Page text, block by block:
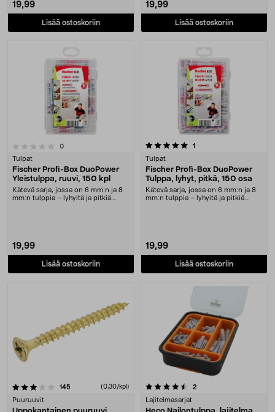
19,99
Lisää ostoskoriin
19,99
Lisää ostoskoriin
0arvostelut
Tulpat
Fischer Profi-Box DuoPower
Yleistulppa, ruuvi, 150 kpl
Kätevä sarja, jossa on 6 mm:n ja 8
mm:n tulppia – lyhyitä ja pitkiä.
19,99
Lisää ostoskoriin
5.0 viidestä tähdestä 1
Tulpat
Fischer Profi-Box DuoPower
Tulppa, lyhyt, pitkä, 150 osa
Kätevä sarja, jossa on 6 mm:n ja 8
mm:n tulppia – lyhyitä ja pitkiä.
19,99
Lisää ostoskoriin
145 (0,30/kpl)
Puuruuvit
4.5 viidestä tähdestä 2arvostelut
Lajitelmasarjat